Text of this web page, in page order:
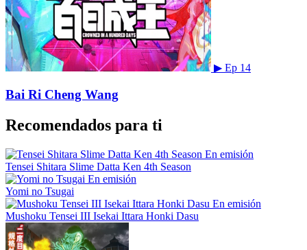
▶ Ep 14
Bai Ri Cheng Wang
Recomendados para ti
En emisión
Tensei Shitara Slime Datta Ken 4th Season
En emisión
Yomi no Tsugai
En emisión
Mushoku Tensei III Isekai Ittara Honki Dasu